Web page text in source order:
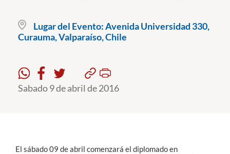
Admisión
Postgrado
Formación Continua
Académicos
Lugar del Evento:Avenida Universidad 330,
Curauma, Valparaíso, Chile
Sabado 9 de abril de 2016
El sábado 09 de abril comenzará el diplomado en